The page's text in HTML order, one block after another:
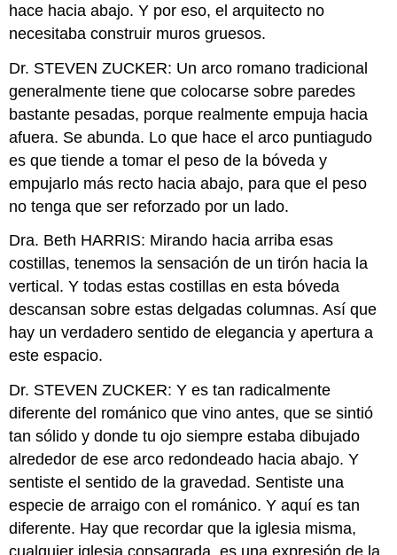
hace hacia abajo. Y por eso, el arquitecto no
necesitaba construir muros gruesos.
Dr. STEVEN ZUCKER: Un arco romano tradicional
generalmente tiene que colocarse sobre paredes
bastante pesadas, porque realmente empuja hacia
afuera. Se abunda. Lo que hace el arco puntiagudo
es que tiende a tomar el peso de la bóveda y
empujarlo más recto hacia abajo, para que el peso
no tenga que ser reforzado por un lado.
Dra. Beth HARRIS: Mirando hacia arriba esas
costillas, tenemos la sensación de un tirón hacia la
vertical. Y todas estas costillas en esta bóveda
descansan sobre estas delgadas columnas. Así que
hay un verdadero sentido de elegancia y apertura a
este espacio.
Dr. STEVEN ZUCKER: Y es tan radicalmente
diferente del románico que vino antes, que se sintió
tan sólido y donde tu ojo siempre estaba dibujado
alrededor de ese arco redondeado hacia abajo. Y
sentiste el sentido de la gravedad. Sentiste una
especie de arraigo con el románico. Y aquí es tan
diferente. Hay que recordar que la iglesia misma,